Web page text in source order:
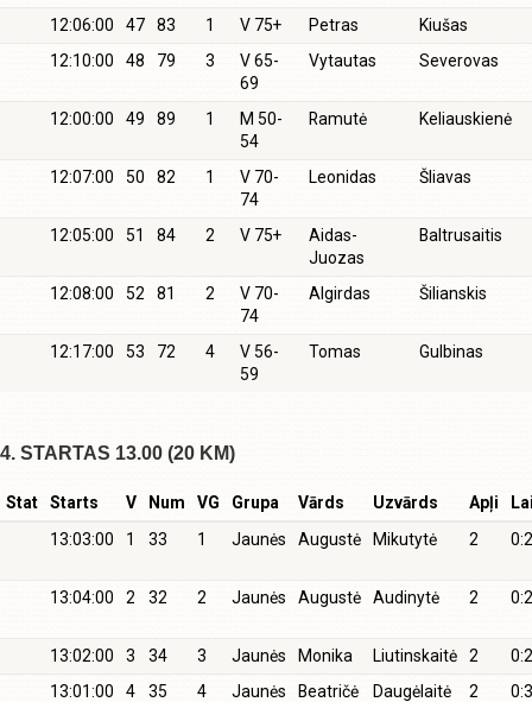
12:06:00 47 83 1 V 75+ Petras
Kiušas
12:10:00
48 79 3
V 65-
69
Vytautas Severovas
12:00:00 49 89 1
M 50-
54
Ramutė Keliauskienė
12:07:00 50 82 1
V 70-
74
Leonidas Šliavas
12:05:00 51 84 2 V 75+
Aidas-
Juozas
Baltrusaitis
12:08:00 52 81 2
V 70-
74
Algirdas Šilianskis
12:17:00 53 72 4
V 56-
59
Tomas Gulbinas
4. STARTAS 13.00 (20 KM)
Stat Starts V Num VG Grupa Vārds Uzvārds Apļi
13:03:00
1 33 1 Jaunės Augustė Mikutytė 2
13:04:00 2 32 2 Jaunės Augustė Audinytė 2
13:02:00 3 34 3 Jaunės Monika Liutinskaitė 2
13:01:00
4 35 4 Jaunės Beatričė Daugėlaitė 2